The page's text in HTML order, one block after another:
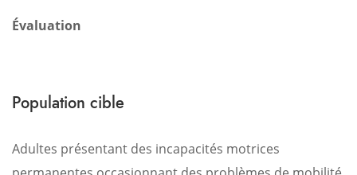
Évaluation
Population cible
Adultes présentant des incapacités motrices